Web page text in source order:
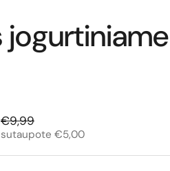
kaina
Išpardavimo kaina
€9,99
sutaupote €5,00